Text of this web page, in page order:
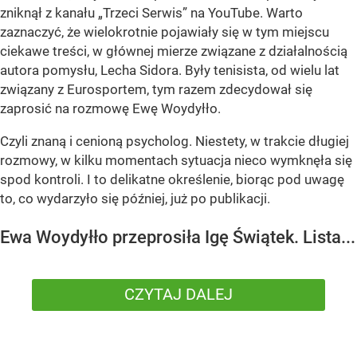
zniknął z kanału „Trzeci Serwis” na YouTube. Warto
zaznaczyć, że wielokrotnie pojawiały się w tym miejscu
ciekawe treści, w głównej mierze związane z działalnością
autora pomysłu, Lecha Sidora. Były tenisista, od wielu lat
związany z Eurosportem, tym razem zdecydował się
zaprosić na rozmowę Ewę Woydyłło.
Czyli znaną i cenioną psycholog. Niestety, w trakcie długiej
rozmowy, w kilku momentach sytuacja nieco wymknęła się
spod kontroli. I to delikatne określenie, biorąc pod uwagę
to, co wydarzyło się później, już po publikacji.
Ewa Woydyłło przeprosiła Igę Świątek. Lista...
CZYTAJ DALEJ